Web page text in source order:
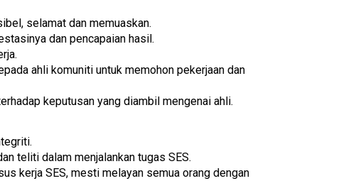
selamat dan memuaskan.
dan pencapaian hasil.
ahli komuniti untuk memohon pekerjaan dan
keputusan yang diambil mengenai ahli.
teliti dalam menjalankan tugas SES.
kerja SES, mesti melayan semua orang dengan